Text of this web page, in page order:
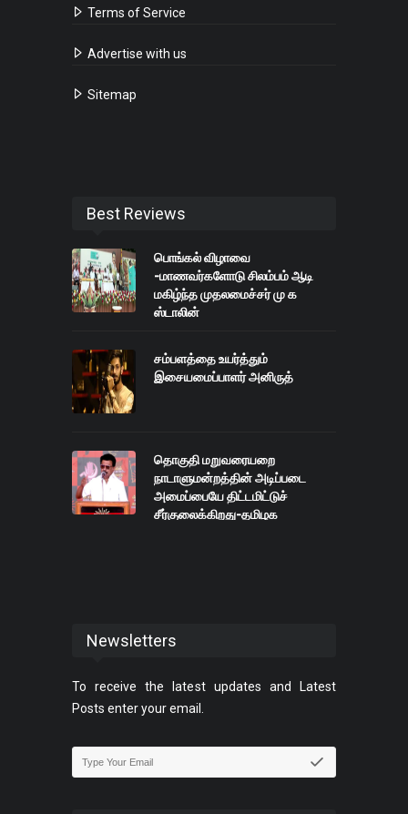
Terms of Service
Advertise with us
Sitemap
Best Reviews
பொங்கல் விழாவை
-மாணவர்களோடு சிலம்பம் ஆடி
மகிழ்ந்த முதலமைச்சர் மு க
ஸ்டாலின்
சம்பளத்தை உயர்த்தும்
இசையமைப்பாளர் அனிருத்
தொகுதி மறுவரையறை
நாடாளுமன்றத்தின் அடிப்படை
அமைப்பையே திட்டமிட்டுச்
சீர்குலைக்கிறது-தமிழக
Newsletters
To receive the latest updates and Latest
Posts enter your email.